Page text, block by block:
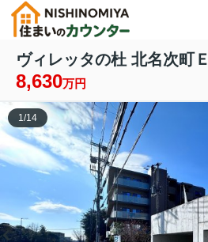
ヴィレッタの杜 北名次町Ｅ
8,630万円
1/14